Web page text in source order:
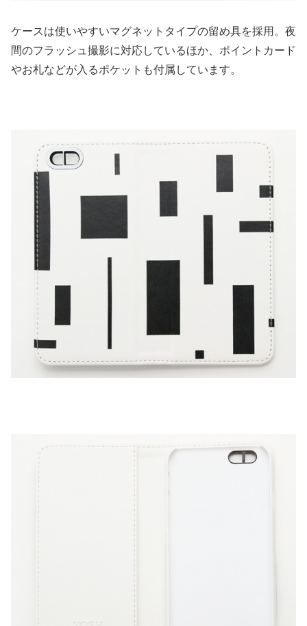
ケースは使いやすいマグネットタイプの留め具を採用。夜
間のフラッシュ撮影に対応しているほか、ポイントカード
やお札などが入るポケットも付属しています。